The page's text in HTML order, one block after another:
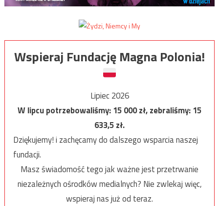
Wspieraj Fundację Magna Polonia!
Lipiec 2026
W lipcu potrzebowaliśmy:15 000zł, zebraliśmy:15
633,5zł.
Dziękujemy! i zachęcamy do dalszego wsparcia naszej
fundacji.
Masz świadomość tego jak ważne jest przetrwanie
niezależnych ośrodków medialnych? Nie zwlekaj więc,
wspieraj nas już od teraz.